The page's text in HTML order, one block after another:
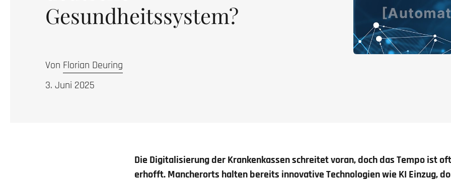
Gesundheitssystem?
Von Florian Deuring
3. Juni 2025
Die Digitalisierung der Krankenkassen schreitet voran, doch das Tempo ist
erhofft. Mancherorts halten bereits innovative Technologien wie KI Einzug,